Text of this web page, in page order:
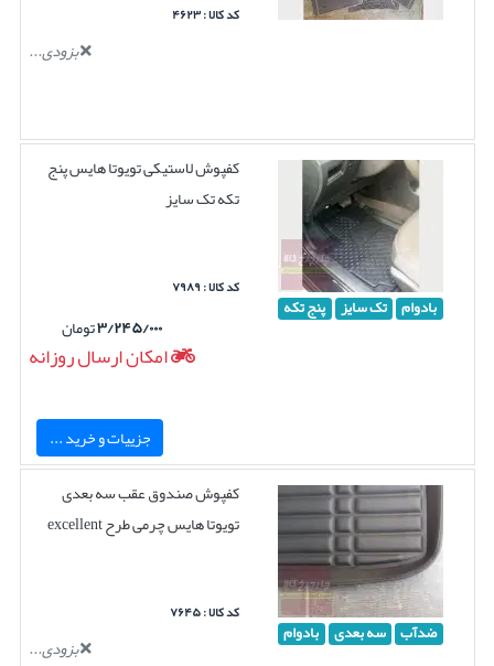
کد کالا : ۴۶۲۳
بزودی...
بادوام تک سایز پنج تکه
کفپوش لاستیکی تویوتا هایس پنج
تکه تک سایز
کد کالا : ۷۹۸۹
۳/۲۴۵/۰۰۰تومان
امکان ارسال روزانه
جزییات و خرید ...
ضدآب سه بعدی بادوام
کفپوش صندوق عقب سه بعدی
تویوتا هایس چرمی طرح excellent
کد کالا : ۷۶۴۵
بزودی...